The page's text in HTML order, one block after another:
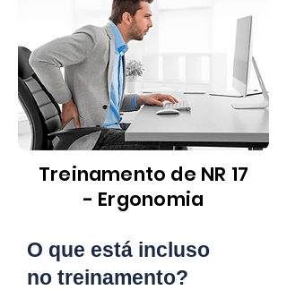
Treinamento de NR 17
- Ergonomia
O que está incluso
no treinamento?